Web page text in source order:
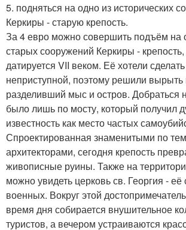
5. подняться на одно из исторических
Керкиры - старую крепость.
За 4 евро можно совершить подъём на
старых сооружений Керкиры - крепость,
датируется VII веком. Её хотели
неприступной, поэтому решили вырыть
разделивший мыс и остров. Добраться
было лишь по мосту, который получил
известность как место частых
Спроектированная знаменитыми по
архитекторами, сегодня крепость
живописные руины. Также на
можно увидеть церковь св. Георгия - её
военных. Вокруг этой
время дня собирается внушительное
туристов, а вечером устраиваются